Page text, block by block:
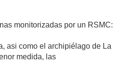
monitorizadas por un RSMC:
asi como el archipiélago de La
medida, las